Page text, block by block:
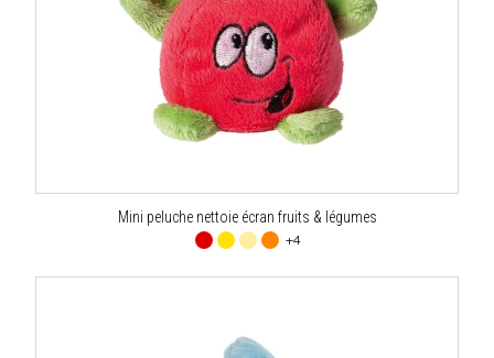
Mini peluche nettoie écran fruits & légumes
+4